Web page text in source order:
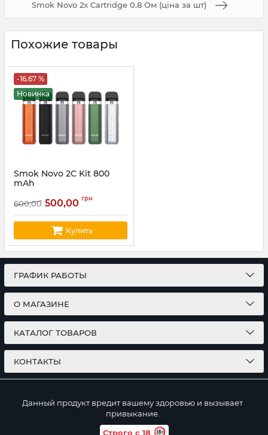
Smok Novo 2x Cartridge 0.8 Ом (ціна за шт)
Похожие товары
-16.67 %
Новинка
Smok Novo 2C Kit 800
mAh
600,00 500,00 грн
Купить
ГРАФИК РАБОТЫ
О МАГАЗИНЕ
КАТАЛОГ ТОВАРОВ
КОНТАКТЫ
Данный продукт вредит вашему здоровью и вызывает
привыкание.
Строго с 18